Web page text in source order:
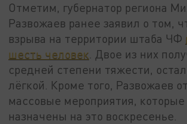
Отметим, губернатор региона
Развожаев ранее заявил о том,
взрыва на территории штаба ЧФ
шесть человек . Двое из них
средней степени тяжести,
лёгкой. Кроме того, Развожаев
массовые мероприятия,
назначены на это воскресенье.